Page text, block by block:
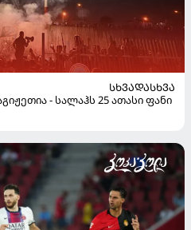
ᲡᲮᲕᲐᲓᲐᲡᲮᲕᲐ
- სალაჰს 25 ათასი ფანი